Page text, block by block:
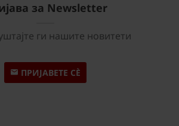
за Newsletter
ги нашите новитети
ПРИЈАВЕТЕ СÈ